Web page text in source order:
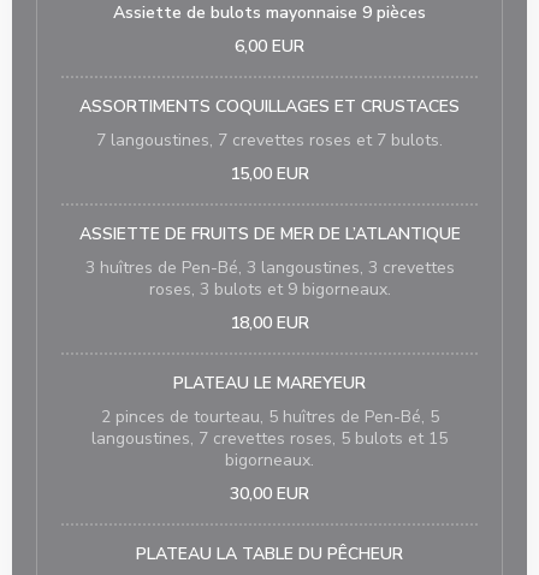
Assiette de bulots mayonnaise 9 pièces
6,00 EUR
ASSORTIMENTS COQUILLAGES ET CRUSTACES
7 langoustines, 7 crevettes roses et 7 bulots.
15,00 EUR
ASSIETTE DE FRUITS DE MER DE L’ATLANTIQUE
3 huîtres de Pen-Bé, 3 langoustines, 3 crevettes
roses, 3 bulots et 9 bigorneaux.
18,00 EUR
PLATEAU LE MAREYEUR
2 pinces de tourteau, 5 huîtres de Pen-Bé, 5
langoustines, 7 crevettes roses, 5 bulots et 15
bigorneaux.
30,00 EUR
PLATEAU LA TABLE DU PÊCHEUR